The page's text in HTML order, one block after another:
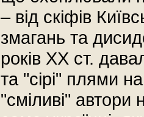
– від скіфів
змагань та
років XX ст.
та "сірі" плями
"сміливі"